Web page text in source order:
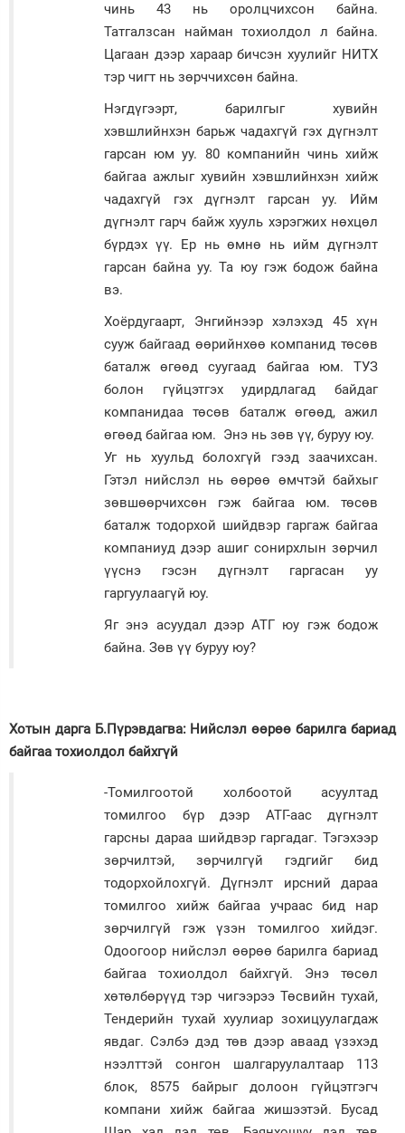
чинь 43 нь оролцчихсон байна.
Татгалзсан найман тохиолдол л байна.
Цагаан дээр хараар бичсэн хуулийг НИТХ
тэр чигт нь зөрччихсөн байна.
Нэгдүгээрт, барилгыг хувийн
хэвшлийнхэн барьж чадахгүй гэх дүгнэлт
гарсан юм уу. 80 компанийн чинь хийж
байгаа ажлыг хувийн хэвшлийнхэн хийж
чадахгүй гэх дүгнэлт гарсан уу. Ийм
дүгнэлт гарч байж хууль хэрэгжих нөхцөл
бүрдэх үү. Ер нь өмнө нь ийм дүгнэлт
гарсан байна уу. Та юу гэж бодож байна
вэ.
Хоёрдугаарт, Энгийнээр хэлэхэд 45 хүн
сууж байгаад өөрийнхөө компанид төсөв
баталж өгөөд суугаад байгаа юм. ТУЗ
болон гүйцэтгэх удирдлагад байдаг
компанидаа төсөв баталж өгөөд, ажил
өгөөд байгаа юм. Энэ нь зөв үү, буруу юу.
Уг нь хуульд болохгүй гээд заачихсан.
Гэтэл нийслэл нь өөрөө өмчтэй байхыг
зөвшөөрчихсөн гэж байгаа юм. төсөв
баталж тодорхой шийдвэр гаргаж байгаа
компаниуд дээр ашиг сонирхлын зөрчил
үүснэ гэсэн дүгнэлт гаргасан уу
гаргуулаагүй юу.
Яг энэ асуудал дээр АТГ юу гэж бодож
байна. Зөв үү буруу юу?
Хотын дарга Б.Пүрэвдагва: Нийслэл өөрөө барилга бариад
байгаа тохиолдол байхгүй
-Томилгоотой холбоотой асуултад
томилгоо бүр дээр АТГ-аас дүгнэлт
гарсны дараа шийдвэр гаргадаг. Тэгэхээр
зөрчилтэй, зөрчилгүй гэдгийг бид
тодорхойлохгүй. Дүгнэлт ирсний дараа
томилгоо хийж байгаа учраас бид нар
зөрчилгүй гэж үзэн томилгоо хийдэг.
Одоогоор нийслэл өөрөө барилга бариад
байгаа тохиолдол байхгүй. Энэ төсөл
хөтөлбөрүүд тэр чигээрээ Төсвийн тухай,
Тендерийн тухай хуулиар зохицуулагдаж
явдаг. Сэлбэ дэд төв дээр аваад үзэхэд
нээлттэй сонгон шалгаруулалтаар 113
блок, 8575 байрыг долоон гүйцэтгэгч
компани хийж байгаа жишээтэй. Бусад